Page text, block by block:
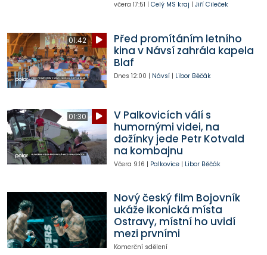
včera 17:51 | Celý MS kraj | Jiří Cileček
01:42
Před promítáním letního
kina v Návsí zahrála kapela
Blaf
Dnes 12:00 | Návsí| Libor Běčák
01:30
V Palkovicích válí s
humornými videi, na
dožínky jede Petr Kotvald
na kombajnu
Včera 9:16 | Palkovice| Libor Běčák
Nový český film Bojovník
ukáže ikonická místa
Ostravy, místní ho uvidí
mezi prvními
Komerční sdělení